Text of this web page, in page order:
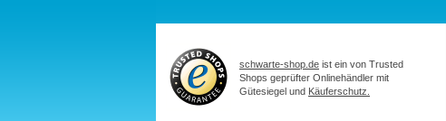
schwarte-shop.de ist ein von Trusted
Shops geprüfter Onlinehändler mit
Gütesiegel und Käuferschutz.